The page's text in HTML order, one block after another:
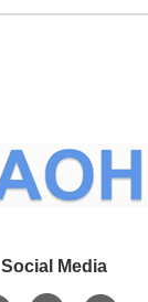
Social Media